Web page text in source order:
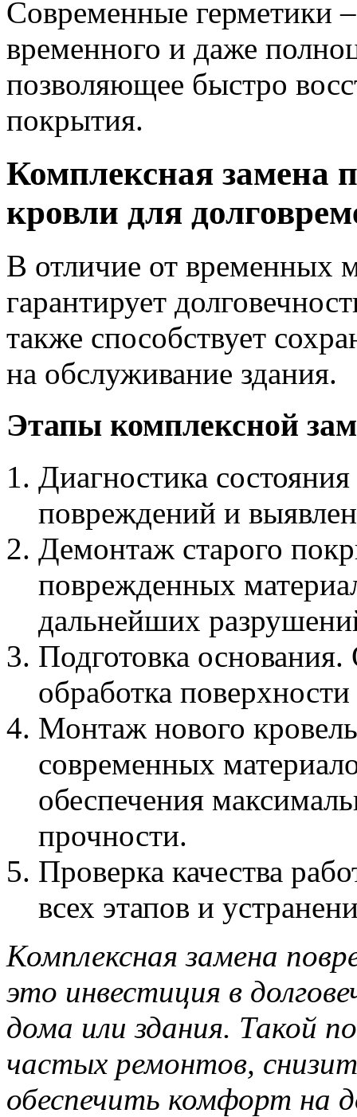
Современные герметики
временного и даже
позволяющее быстро
покрытия.
Комплексная замена
кровли для
В отличие от временных
гарантирует
также способствует
на обслуживание здания.
Этапы комплексной
Диагностика
повреждений и
Демонтаж старого
поврежденных
дальнейших
Подготовка
обработка
Монтаж нового
современных
обеспечения
прочности.
Проверка качества
всех этапов и
Комплексная замена
это инвестиция в
дома или здания. Такой
частых ремонтов,
обеспечить комфорт на